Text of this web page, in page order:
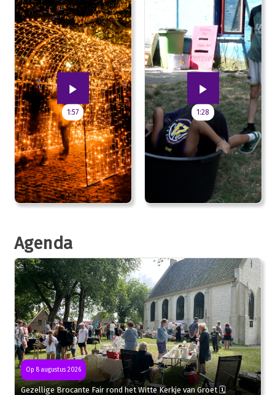
1:57 1:28
Agenda
Op 8 augustus 2026
Gezellige Brocante Fair rond het Witte Kerkje van Groet 🗓